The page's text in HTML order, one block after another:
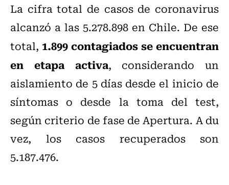
La cifra total de casos de coronavirus
alcanzó a las 5.278.898 en Chile. De ese
total, 1.899 contagiados se encuentran
en etapa activa, considerando un
aislamiento de 5 días desde el inicio de
síntomas o desde la toma del test,
según criterio de fase de Apertura. A du
vez, los casos recuperados son
5.187.476.